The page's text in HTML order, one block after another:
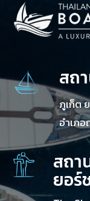
สถ
ภูเก็ต
อำเภอ
สถา
ยอร์